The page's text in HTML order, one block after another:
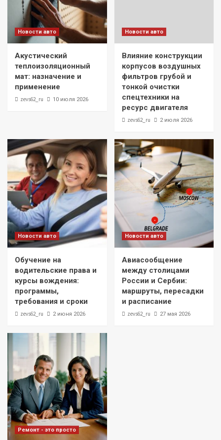
Новости авто
Акустический
теплоизоляционный
мат: назначение и
применение
zevs62_ru 10 июля 2026
Новости авто
Влияние конструкции
корпусов воздушных
фильтров грубой и
тонкой очистки
спецтехники на
ресурс двигателя
zevs62_ru 2 июля 2026
Новости авто
Обучение на
водительские права и
курсы вождения:
программы,
требования и сроки
zevs62_ru 2 июня 2026
Новости авто
Авиасообщение
между столицами
России и Сербии:
маршруты, пересадки
и расписание
zevs62_ru 27 мая 2026
Ремонт - это просто